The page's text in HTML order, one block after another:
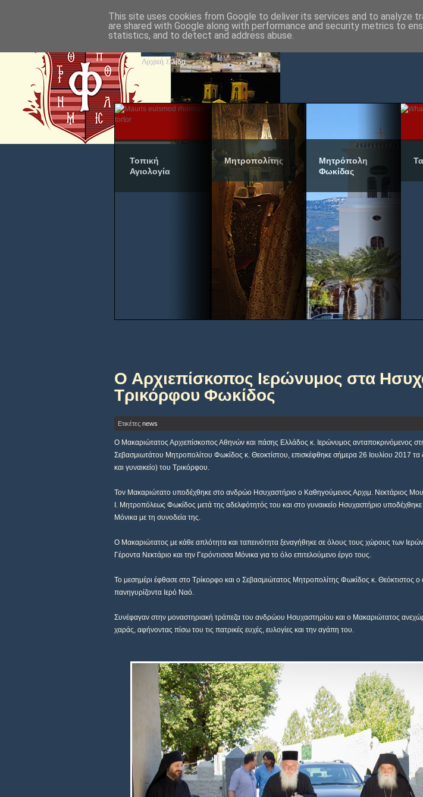
Αρχική Σελίδα
Τοπική
Αγιολογία
Μητροπολίτης
Μητρόπολη
Φωκίδας
Ο Αρχιεπίσκοπος Ιερώνυμος στα
Τρικόρφου Φωκίδος
Ετικέτες news
Ο Μακαριώτατος Αρχιεπίσκοπος Αθηνών και πάσης Ελλάδος κ. Ιερώνυμος ανταποκρινόμενος
Σεβασμιωτάτου Μητροπολίτου Φωκίδος κ. Θεοκτίστου, επισκέφθηκε σήμερα 26 Ιουλίου 2017
και γυναικείο) του Τρικόρφου.
Τον Μακαριώτατο υποδέχθηκε στο ανδρώο Ησυχαστήριο ο Καθηγούμενος Αρχιμ. Νεκτάριος
Ι. Μητροπόλεως Φωκίδος μετά της αδελφότητός του και στο γυναικείο Ησυχαστήριο
Μόνικα με τη συνοδεία της.
Ο Μακαριώτατος με κάθε απλότητα και ταπεινότητα ξεναγήθηκε σε όλους τους χώρους των
Γέροντα Νεκτάριο και την Γερόντισσα Μόνικα για το όλο επιτελούμενο έργο τους.
Το μεσημέρι έφθασε στο Τρίκορφο και ο Σεβασμιώτατος Μητροπολίτης Φωκίδος κ. Θεόκτιστος ο
πανηγυρίζοντα Ιερό Ναό.
Συνέφαγαν στην μοναστηριακή τράπεζα του ανδρώου Ησυχαστηρίου και ο Μακαριώτατος
χαράς, αφήνοντας πίσω του τις πατρικές ευχές, ευλογίες και την αγάπη του.
This site uses cookies from Google to deliver its services and to analyze
are shared with Google along with performance and security metrics to
statistics, and to detect and address abuse.